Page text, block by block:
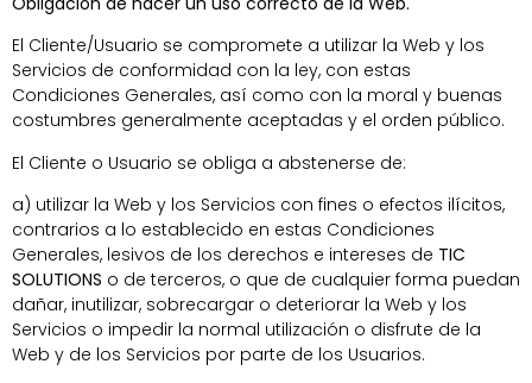
El Cliente/Usuario se compromete a utilizar la Web y los
Servicios de conformidad con la ley, con estas
Condiciones Generales, así como con la moral y buenas
costumbres generalmente aceptadas y el orden público.
El Cliente o Usuario se obliga a abstenerse de:
a) utilizar la Web y los Servicios con fines o efectos ilícitos,
contrarios a lo establecido en estas Condiciones
Generales, lesivos de los derechos e intereses de TIC
SOLUTIONS o de terceros, o que de cualquier forma puedan
dañar, inutilizar, sobrecargar o deteriorar la Web y los
Servicios o impedir la normal utilización o disfrute de la
Web y de los Servicios por parte de los Usuarios.